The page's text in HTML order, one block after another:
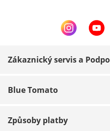
Zákaznický servis a
Platba
Blue Tomato
Způsoby platby